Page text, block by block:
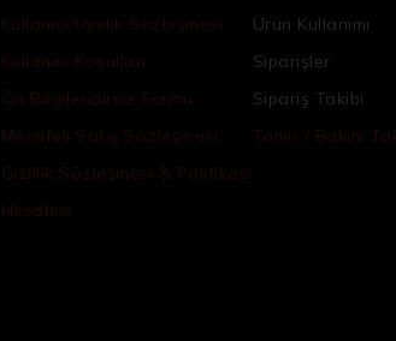
Kullanıcı/Üyelik Sözleşmesi
Kullanım Koşulları
Ön Bilgilendirme Formu
Mesafeli Satış Sözleşmesi
Gizlilik Sözleşmesi & Politikası
Hesabım
Ürün Kullanımı
Siparişler
Sipariş Takibi
Tamir / Bakım